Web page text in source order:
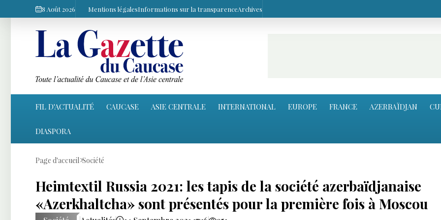
8 Août 2026 Mentions légalesInformations sur la transparenceArchives
FIL D'ACTUALITÉ CAUCASE ASIE CENTRALE INTERNATIONAL EUROPE FRANCE AZERBAÏDJAN
DIASPORA
Page d'accueil Société
Heimtextil Russia 2021: les tapis de la société azerbaïdjanaise
«Azerkhaltcha» sont présentés pour la première fois à Moscou